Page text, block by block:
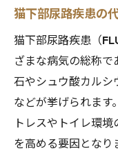
猫下部尿路疾患の
猫下部尿路疾患（
ざまな病気の総称
石やシュウ酸カルシ
などが挙げられます
トレスやトイレ環
を高める要因となり